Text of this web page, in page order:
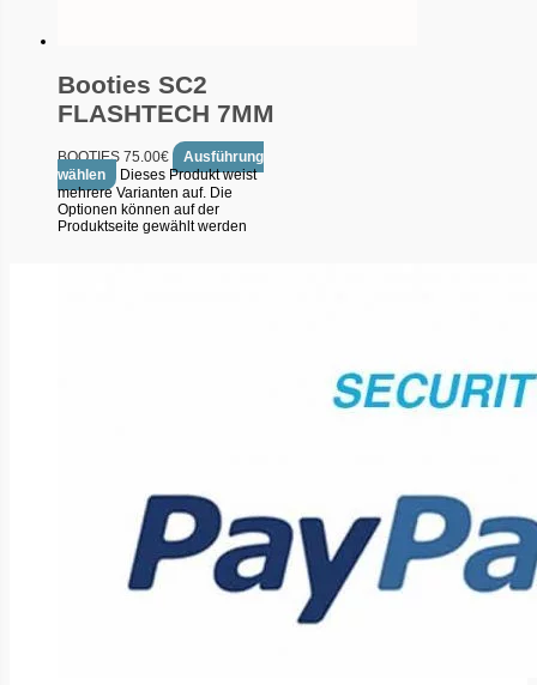
Booties SC2
FLASHTECH 7MM
BOOTIES 75.00€
Ausführung
wählen
Dieses Produkt weist
mehrere Varianten auf. Die
Optionen können auf der
Produktseite gewählt werden